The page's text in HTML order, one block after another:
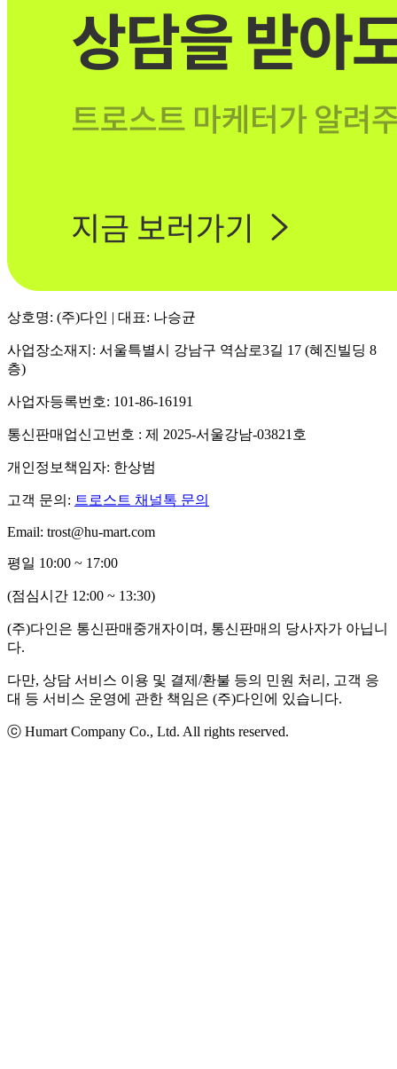
상호명: (주)다인 | 대표: 나승균
사업장소재지: 서울특별시 강남구 역삼로3길 17 (혜진빌딩 8
층)
사업자등록번호: 101-86-16191
통신판매업신고번호 : 제 2025-서울강남-03821호
개인정보책임자: 한상범
고객 문의: 트로스트 채널톡 문의
Email: trost@hu-mart.com
평일 10:00 ~ 17:00
(점심시간 12:00 ~ 13:30)
(주)다인은 통신판매중개자이며, 통신판매의 당사자가 아닙니
다.
다만, 상담 서비스 이용 및 결제/환불 등의 민원 처리, 고객 응
대 등 서비스 운영에 관한 책임은 (주)다인에 있습니다.
ⓒ Humart Company Co., Ltd. All rights reserved.